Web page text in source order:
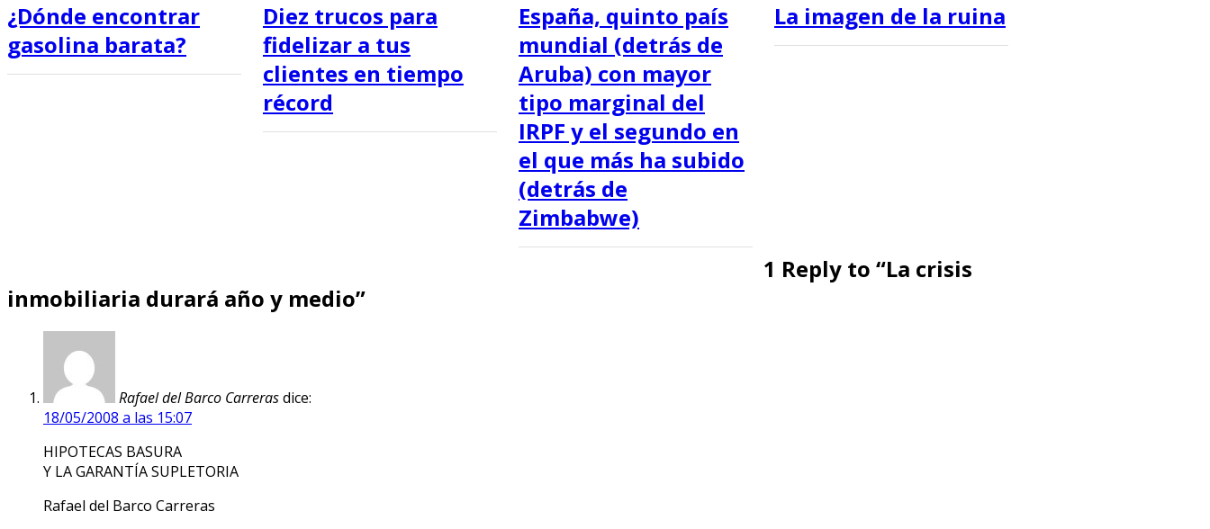
¿Dónde encontrar
gasolina barata?
Diez trucos para
fidelizar a tus
clientes en tiempo
récord
España, quinto país
mundial (detrás de
Aruba) con mayor
tipo marginal del
IRPF y el segundo en
el que más ha subido
(detrás de
Zimbabwe)
La imagen de la ruina
1 Reply to “La crisis
inmobiliaria durará año y medio”
Rafael del Barco Carrerasdice:
18/05/2008 a las 15:07
HIPOTECAS BASURA
Y LA GARANTÍA SUPLETORIA
Rafael del Barco Carreras